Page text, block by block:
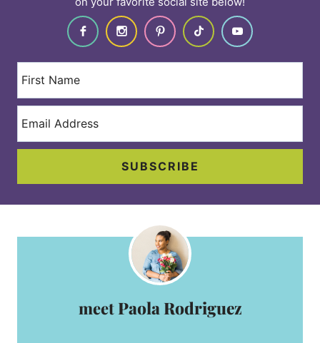
SUBSCRIBE
Paola Rodriguez